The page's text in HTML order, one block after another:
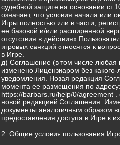
судебной защите на основании
означает, что условия начала или
Игры полностью или в части,
ее базовой и/или расширенной
отсутствия в действиях
игровых санкций относятся к
в Игре.
д) Соглашение (в том числе любая
изменено Лицензиаром без какого-
уведомления. Новая редакция
момента ее размещения по адресу:
https://barbars.ru/help/0/agreement ,
новой редакцией Соглашения.
документы аналогичным образом
предоставления доступа в Игре к
2. Общие условия пользования